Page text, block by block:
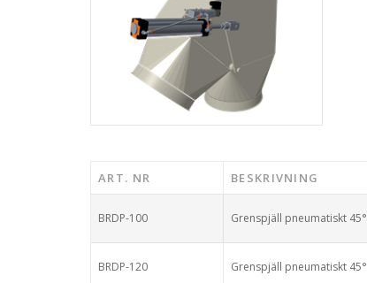
ART. NR BESKRIVNING
BRDP-100 Grenspjäll pneumatiskt 45°
BRDP-120 Grenspjäll pneumatiskt 45°